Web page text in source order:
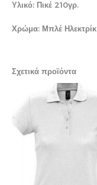
Υλικό: Πικέ 210γρ.
Χρώμα: Μπλέ Ηλεκτρίκ
Σχετικά προϊόντα